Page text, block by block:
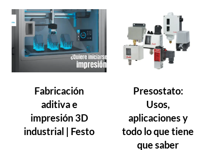
Fabricación
aditiva e
impresión 3D
industrial | Festo
Presostato:
Usos,
aplicaciones y
todo lo que tiene
que saber